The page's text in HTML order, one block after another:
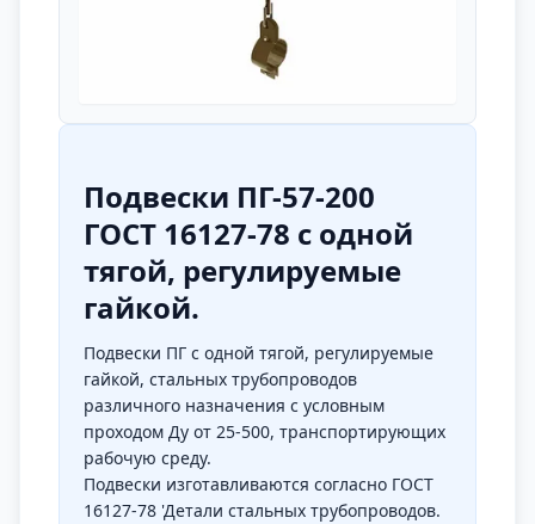
Подвески ПГ-57-200
ГОСТ 16127-78 с одной
тягой, регулируемые
гайкой.
Подвески ПГ с одной тягой, регулируемые
гайкой, стальных трубопроводов
различного назначения с условным
проходом Ду от 25-500, транспортирующих
рабочую среду.
Подвески изготавливаются согласно ГОСТ
16127-78 'Детали стальных трубопроводов.